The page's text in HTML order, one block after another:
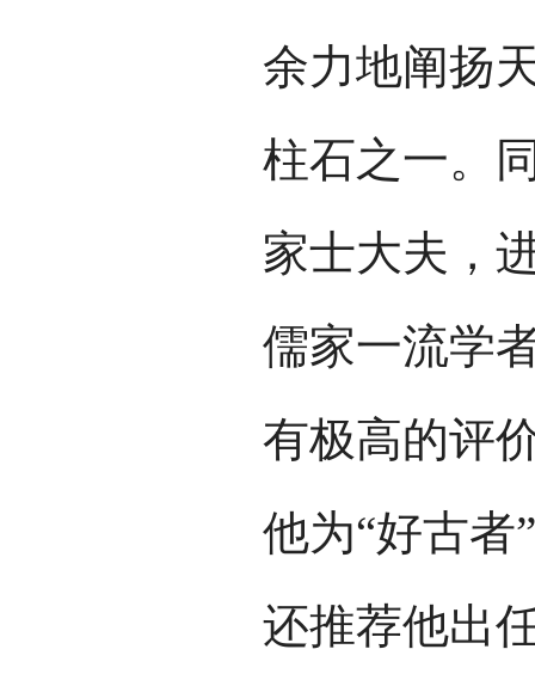
余力地阐扬
柱石之一。
家士大夫，
儒家一流学
有极高的评
他为“好古者
还推荐他出